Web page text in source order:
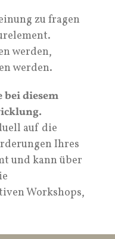
zu fragen
werden,
werden.
bei diesem
auf die
Ihres
und kann über
Workshops,